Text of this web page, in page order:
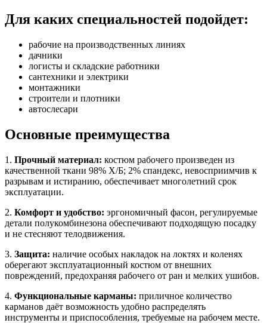
Для каких специальностей подойдет:
рабочие на производственных линиях
дачники
логисты и складские работники
сантехники и электрики
монтажники
строители и плотники
автослесари
Основные преимущества
1. Прочный материал: костюм рабочего произведен из
качественной ткани 98% Х/Б; 2% спандекс, невосприимчив к
разрывам и истиранию, обеспечивает многолетний срок
эксплуатации.
2. Комфорт и удобство: эргономичный фасон, регулируемые
детали полукомбинезона обеспечивают подходящую посадку
и не стесняют телодвижения.
3. Защита: наличие особых накладок на локтях и коленях
оберегают эксплуатационный костюм от внешних
повреждений, предохраняя рабочего от ран и мелких ушибов.
4. Функциональные карманы: приличное количество
карманов даёт возможность удобно распределять
инструменты и приспособления, требуемые на рабочем месте.